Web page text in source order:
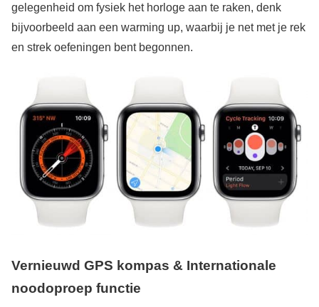
gelegenheid om fysiek het horloge aan te raken, denk
bijvoorbeeld aan een warming up, waarbij je net met je rek
en strek oefeningen bent begonnen.
Vernieuwd GPS kompas & Internationale
noodoproep functie